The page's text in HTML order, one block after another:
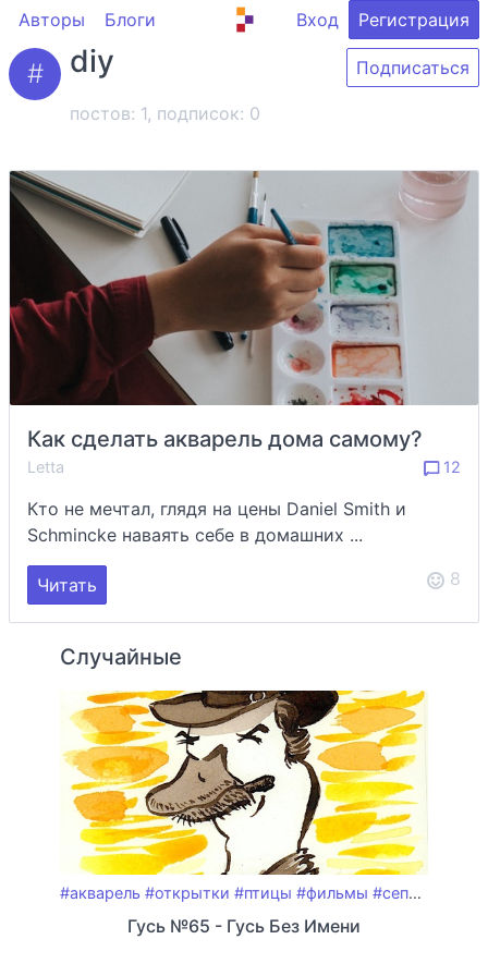
Авторы Блоги Вход Регистрация
diy
постов: 1, подписок: 0
Подписаться
Как сделать акварель дома самому?
Letta 12
Кто не мечтал, глядя на цены Daniel Smith и
Schmincke наваять себе в домашних ...
Читать 8
Случайные
#акварель #открытки #птицы #фильмы #сепия
Гусь №65 - Гусь Без Имени